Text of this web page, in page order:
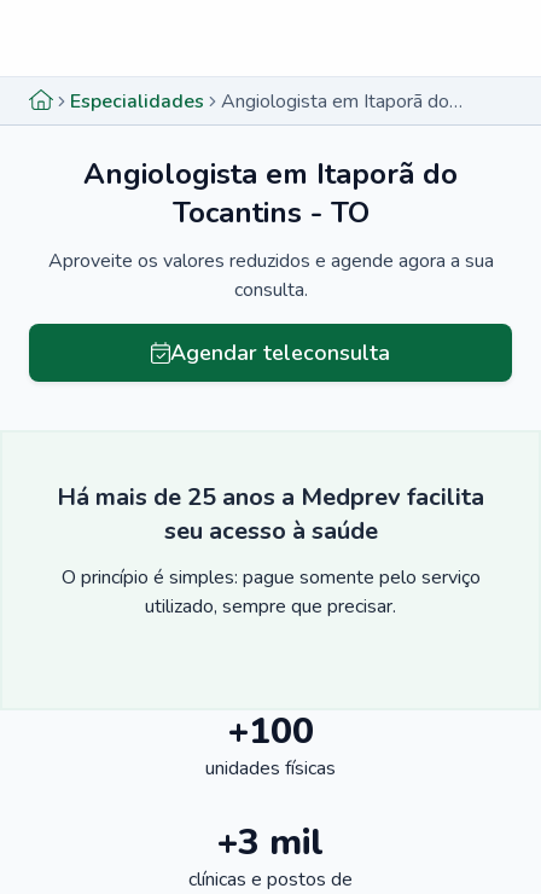
Especialidades Angiologista em Itaporã do Tocantins - TO
Angiologista em Itaporã do
Tocantins - TO
Aproveite os valores reduzidos e agende agora a sua
consulta.
Agendar teleconsulta
Há mais de 25 anos a Medprev facilita
seu acesso à saúde
O princípio é simples: pague somente pelo serviço
utilizado, sempre que precisar.
+100
unidades físicas
+3 mil
clínicas e postos de